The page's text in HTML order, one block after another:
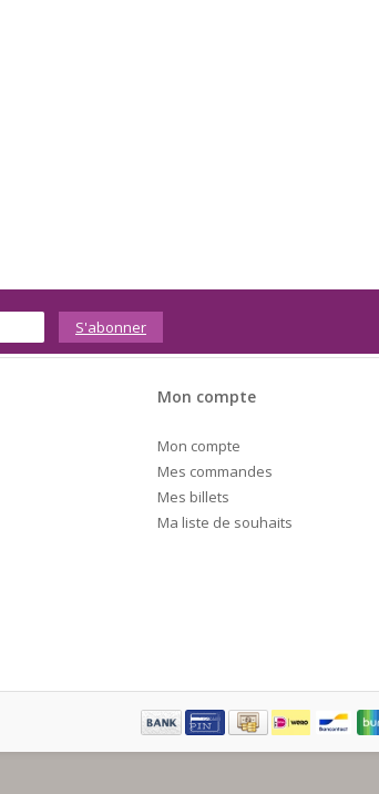
S'abonner
Mon compte
Mon compte
Mes commandes
Mes billets
Ma liste de souhaits